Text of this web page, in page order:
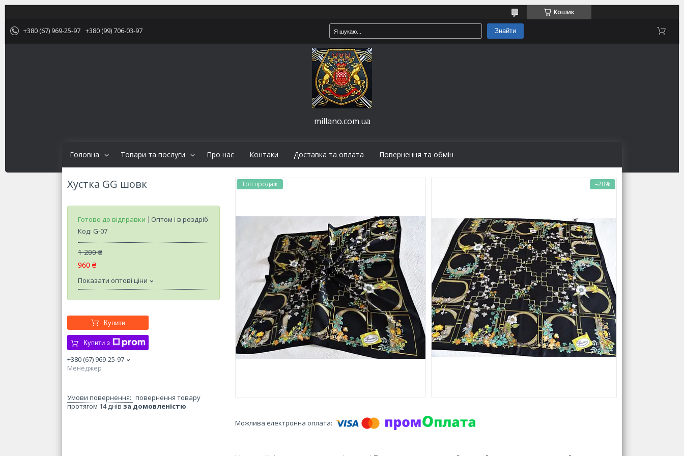
Кошик
+380 (67) 969-25-97 +380 (99) 706-03-97 Знайти
millano.com.ua
Головна Товари та послуги Про нас Контаки Доставка та оплата Повернення та обмін
Хустка GG шовк
Готово до відправки
Оптом і в роздріб
Код: G-07
1 200 ₴
960 ₴
Показати оптові ціни
Купити
Купити з
+380 (67) 969-25-97
Менеджер
повернення товару
протягом 14 днів за домовленістю
Топ продаж –20%